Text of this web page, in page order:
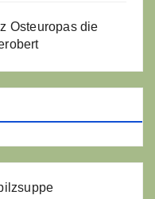
Osteuropas die